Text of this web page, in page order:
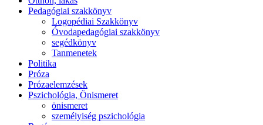
Pedagógiai szakkönyv
Logopédiai Szakkönyv
Óvodapedagógiai szakkönyv
segédkönyv
Tanmenetek
Politika
Próza
Prózaelemzések
Pszichológia, Önismeret
önismeret
személyiség pszichológia